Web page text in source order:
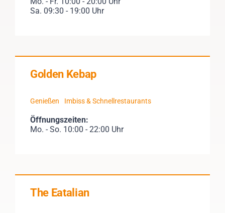
Sa. 09:30 - 19:00 Uhr
Golden Kebap
Genießen Imbiss & Schnellrestaurants
Öffnungszeiten:
Mo. - So. 10:00 - 22:00 Uhr
The Eatalian